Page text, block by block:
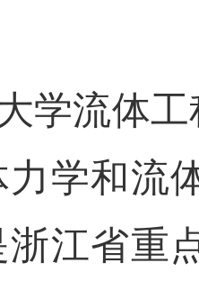
流体工
学和流
江省重